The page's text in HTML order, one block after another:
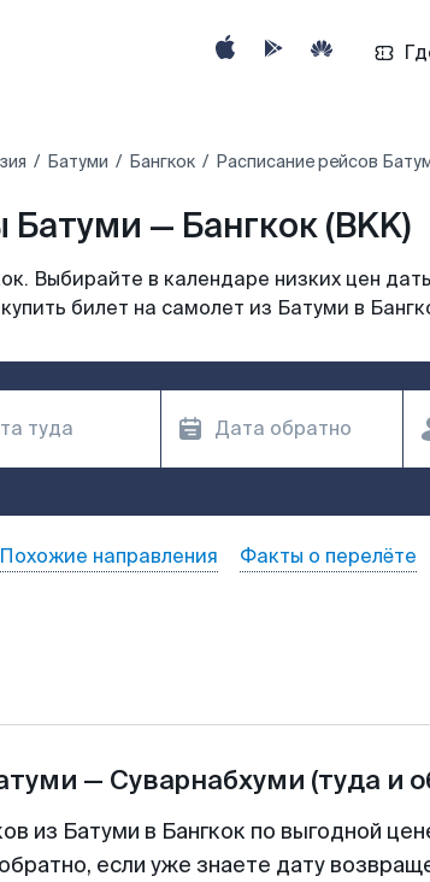
Батуми Бангкок Расписание рейсов
— Бангкок (BKK)
Выбирайте в календаре низких цен
билет на самолет из Батуми в
Похожие направления Факты о перелёте
— Суварнабхуми (туда и
из Батуми в Бангкок по выгодной
если уже знаете дату